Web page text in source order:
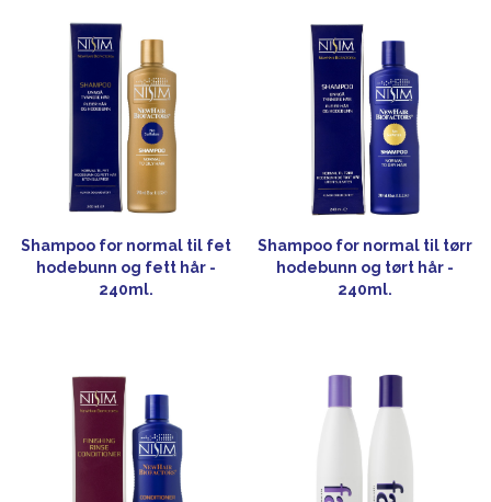
Shampoo for normal til fet
hodebunn og fett hår -
240ml.
Shampoo for normal til tørr
hodebunn og tørt hår -
240ml.